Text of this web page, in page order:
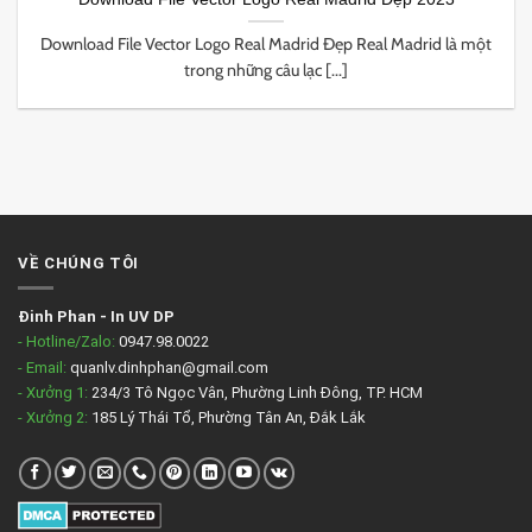
Download File Vector Logo Real Madrid Đẹp Real Madrid là một
trong những câu lạc [...]
VỀ CHÚNG TÔI
Đinh Phan - In UV DP
- Hotline/Zalo: 0947.98.0022
- Email: quanlv.dinhphan@gmail.com
- Xưởng 1: 234/3 Tô Ngọc Vân, Phường Linh Đông, TP. HCM
- Xưởng 2: 185 Lý Thái Tổ, Phường Tân An, Đắk Lắk